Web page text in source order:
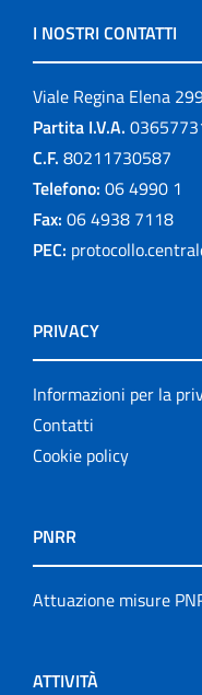
I NOSTRI CONTATTI
Viale Regina Elena
Partita I.V.A.
C.F. 80211730587
Telefono: 06 4990 1
Fax: 06 4938 7118
PEC:
PRIVACY
Informazioni per la
Contatti
Cookie policy
PNRR
Attuazione misure
ATTIVITÀ